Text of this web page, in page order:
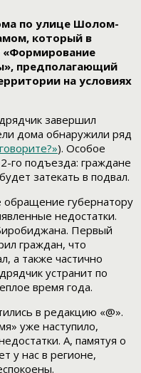
по улице Шолом-
который в
«Формирование
предполагающий
на условиях
завершил
дома обнаружили ряд
). Особое
го подъезда: граждане
затекать в подвал.
обращение губернатору
недостатки.
Первый
граждан, что
а также частично
устранит по
время года.
в редакцию «@».
уже наступило,
А, памятуя о
у нас в регионе,